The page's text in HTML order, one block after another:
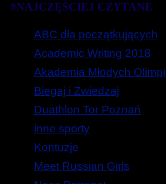
#NAJCZĘŚCIEJ CZYTANE
ABC dla początkujących
Academic Writing 2018
Akademia Młodych
Biegaj i Zwiedzaj
Duathlon Tor Poznań
inne sporty
Kontuzje
Meet Russian Girls